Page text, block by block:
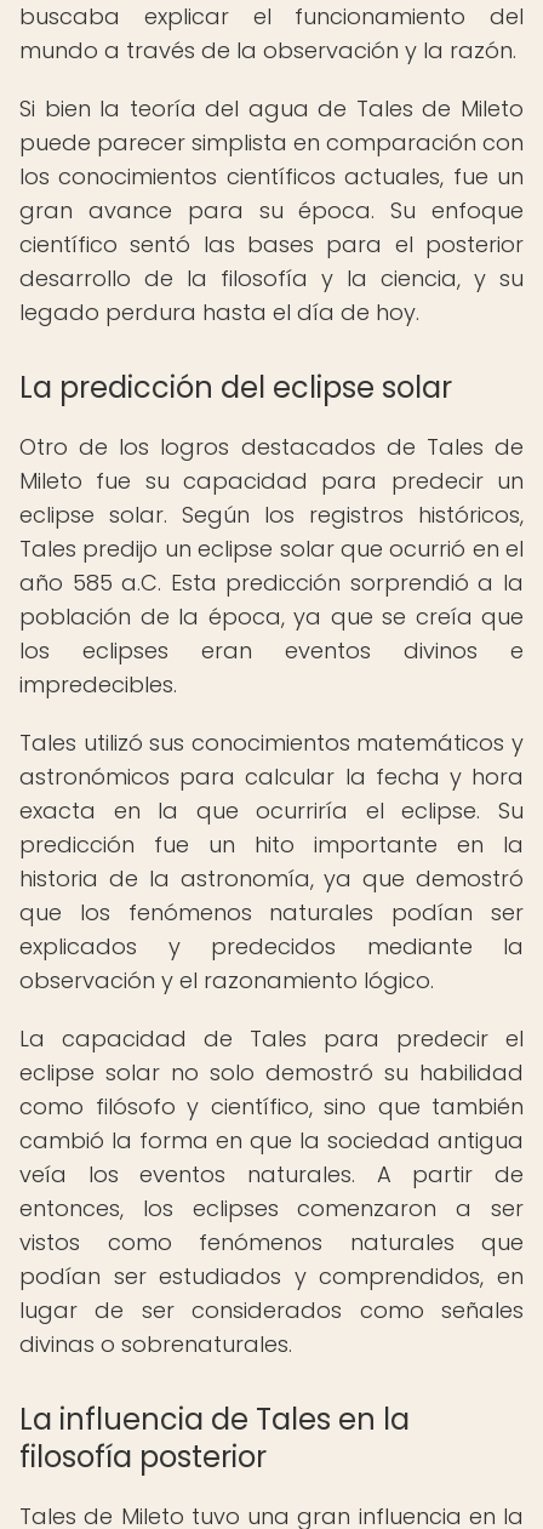
buscaba explicar el funcionamiento del
mundo a través de la observación y la razón.
Si bien la teoría del agua de Tales de Mileto
puede parecer simplista en comparación con
los conocimientos científicos actuales, fue un
gran avance para su época. Su enfoque
científico sentó las bases para el posterior
desarrollo de la filosofía y la ciencia, y su
legado perdura hasta el día de hoy.
La predicción del eclipse solar
Otro de los logros destacados de Tales de
Mileto fue su capacidad para predecir un
eclipse solar. Según los registros históricos,
Tales predijo un eclipse solar que ocurrió en el
año 585 a.C. Esta predicción sorprendió a la
población de la época, ya que se creía que
los eclipses eran eventos divinos e
impredecibles.
Tales utilizó sus conocimientos matemáticos y
astronómicos para calcular la fecha y hora
exacta en la que ocurriría el eclipse. Su
predicción fue un hito importante en la
historia de la astronomía, ya que demostró
que los fenómenos naturales podían ser
explicados y predecidos mediante la
observación y el razonamiento lógico.
La capacidad de Tales para predecir el
eclipse solar no solo demostró su habilidad
como filósofo y científico, sino que también
cambió la forma en que la sociedad antigua
veía los eventos naturales. A partir de
entonces, los eclipses comenzaron a ser
vistos como fenómenos naturales que
podían ser estudiados y comprendidos, en
lugar de ser considerados como señales
divinas o sobrenaturales.
La influencia de Tales en la
filosofía posterior
Tales de Mileto tuvo una gran influencia en la